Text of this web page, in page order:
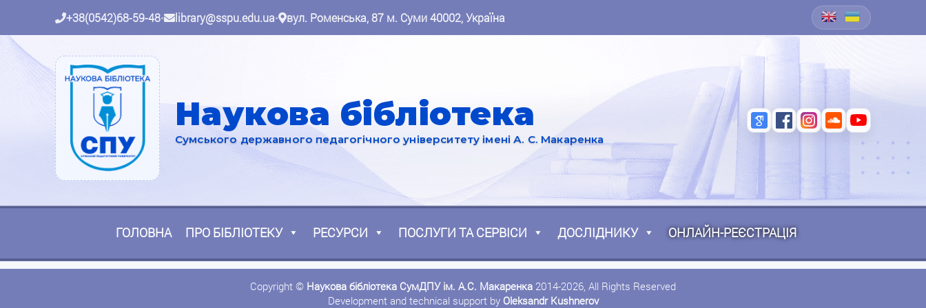
+38(0542)68-59-48• library@sspu.edu.ua• вул. Роменська, 87 м. Суми 40002, Україна
Наукова бібліотека
Сумського державного педагогічного університету імені А. С. Макаренка
ГОЛОВНА ПРО БІБЛІОТЕКУ РЕСУРСИ ПОСЛУГИ ТА СЕРВІСИ ДОСЛІДНИКУ ОНЛАЙН-РЕЄСТРАЦІЯ
Copyright © Наукова бібліотека СумДПУ ім. А.С. Макаренка 2014-2026, All Rights Reserved
Development and technical support by Oleksandr Kushnerov